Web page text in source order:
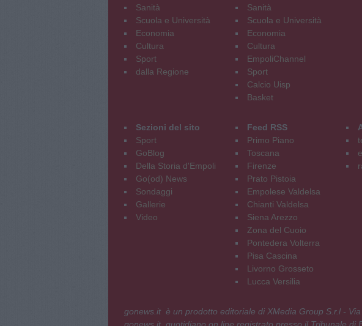
Sanità
Scuola e Università
Economia
Cultura
Sport
dalla Regione
Sanità
Scuola e Università
Economia
Cultura
EmpoliChannel
Sport
Calcio Uisp
Basket
Sezioni del sito
Sport
GoBlog
Della Storia d'Empoli
Go(od) News
Sondaggi
Gallerie
Video
Feed RSS
Primo Piano
Toscana
Firenze
Prato Pistoia
Empolese Valdelsa
Chianti Valdelsa
Siena Arezzo
Zona del Cuoio
Pontedera Volterra
Pisa Cascina
Livorno Grosseto
Lucca Versilia
gonews.it è un prodotto editoriale di XMedia Group S.r.l -